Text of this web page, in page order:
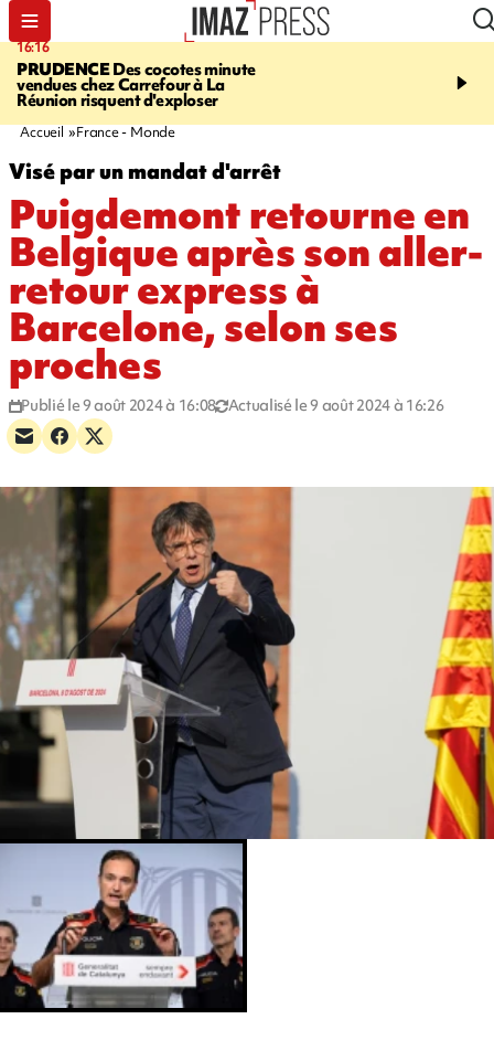
16:16
PRUDENCEDes cocotes minute
vendues chez Carrefour à La
Réunion risquent d'exploser
20:06
l'Asie, mort d'une
Accueil France - Monde
Visé par un mandat d'arrêt
Puigdemont retourne en
Belgique après son aller-
retour express à
Barcelone, selon ses
proches
Publié le 9 août 2024 à 16:08 Actualisé le 9 août 2024 à 16:26